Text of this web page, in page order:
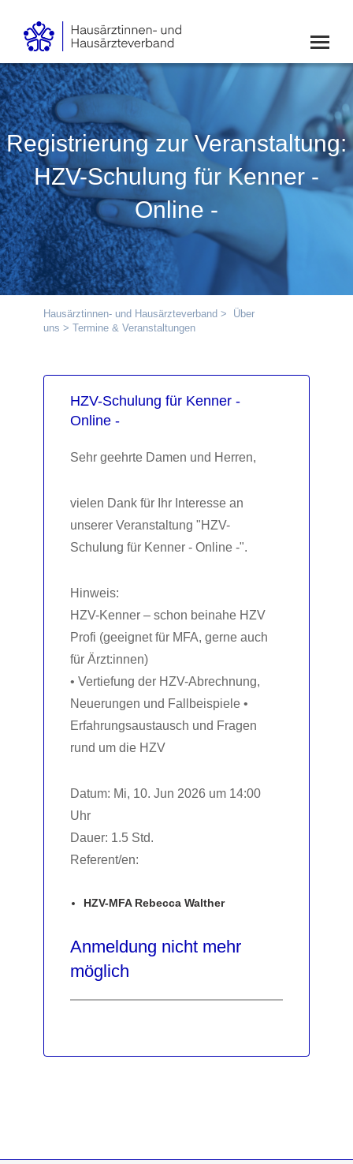
Registrierung zur Veranstaltung:
HZV-Schulung für Kenner -
Online -
Hausärztinnen- und Hausärzteverband > Über
uns > Termine & Veranstaltungen
HZV-Schulung für Kenner -
Online -
Sehr geehrte Damen und Herren,
vielen Dank für Ihr Interesse an
unserer Veranstaltung "HZV-
Schulung für Kenner - Online -".
Hinweis:
HZV-Kenner – schon beinahe HZV
Profi (geeignet für MFA, gerne auch
für Ärzt:innen)
• Vertiefung der HZV-Abrechnung,
Neuerungen und Fallbeispiele •
Erfahrungsaustausch und Fragen
rund um die HZV
Datum: Mi, 10. Jun 2026 um 14:00
Uhr
Dauer: 1.5 Std.
Referent/en:
HZV-MFA Rebecca Walther
Anmeldung nicht mehr
möglich